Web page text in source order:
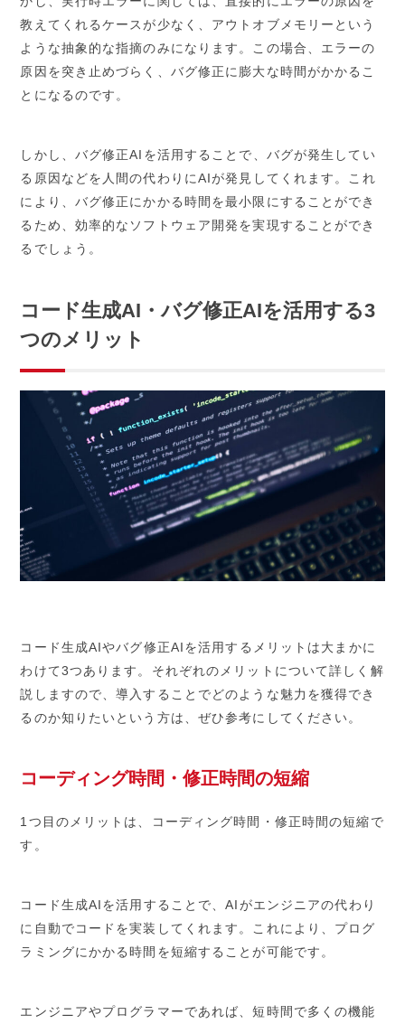
教えてくれるケースが少なく、アウトオブメモリーという
ような抽象的な指摘のみになります。この場合、エラーの
原因を突き止めづらく、バグ修正に膨大な時間がかかるこ
とになるのです。
しかし、バグ修正AIを活用することで、バグが発生してい
る原因などを人間の代わりにAIが発見してくれます。これ
により、バグ修正にかかる時間を最小限にすることができ
るため、効率的なソフトウェア開発を実現することができ
るでしょう。
コード生成AI・バグ修正AIを活用する3
つのメリット
コード生成AIやバグ修正AIを活用するメリットは大まかに
わけて3つあります。それぞれのメリットについて詳しく解
説しますので、導入することでどのような魅力を獲得でき
るのか知りたいという方は、ぜひ参考にしてください。
コーディング時間・修正時間の短縮
1つ目のメリットは、コーディング時間・修正時間の短縮で
す。
コード生成AIを活用することで、AIがエンジニアの代わり
に自動でコードを実装してくれます。これにより、プログ
ラミングにかかる時間を短縮することが可能です。
エンジニアやプログラマーであれば、短時間で多くの機能